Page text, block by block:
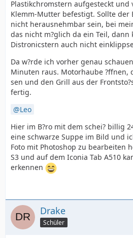
Plastikchromstern aufgesteckt
Klemm-Mutter befestigt. Sollte der
nicht herausnehmbar sein, bei
das nicht m?glich da ein Teil, dann
Distronicstern auch nicht
Da w?rde ich vorher genau
Minuten raus. Motorhaube ?ffnen,
sen und den Grill aus der
fertig.
Leo
Hier im B?ro mit dem schei? billig
eine schwarze Suppe im Bild und
Foto mit Photoshop zu bearbeiten
S3 und auf dem Iconia Tab A510
erkennen
Drake
Schüler